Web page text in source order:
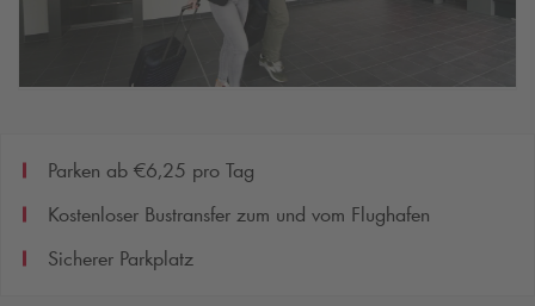
Parken ab €6,25 pro Tag
Kostenloser Bustransfer zum und vom Flughafen
Sicherer Parkplatz